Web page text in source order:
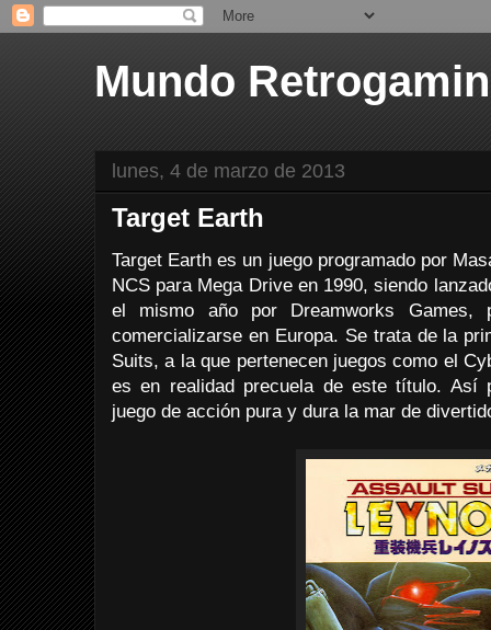
Mundo
lunes, 4 de marzo de 2013
Target Earth
Target Earth es un juego programado por
NCS para Mega Drive en 1990, siendo
el mismo año por Dreamworks
comercializarse en Europa. Se trata de la
Suits, a la que pertenecen juegos como el
es en realidad precuela de este título. Así
juego de acción pura y dura la mar de